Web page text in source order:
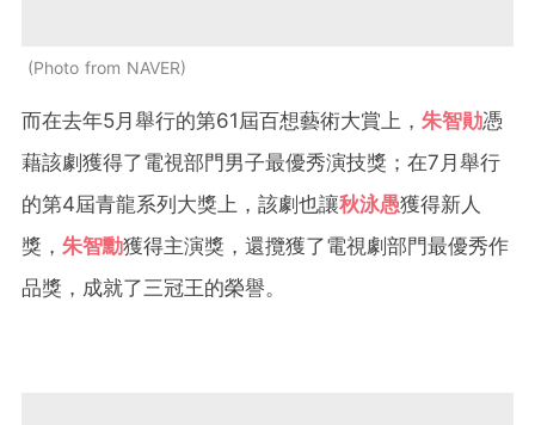
Photo from NAVER
而在去年5月舉行的第61屆百想藝術大賞上， 朱智勛憑
藉該劇獲得了電視部門男子最優秀演技獎；在7月舉行
的第4屆青龍系列大獎上，該劇也讓秋泳愚獲得新人
獎， 朱智勳獲得主演獎，還攬獲了電視劇部門最優秀作
品獎，成就了三冠王的榮譽。